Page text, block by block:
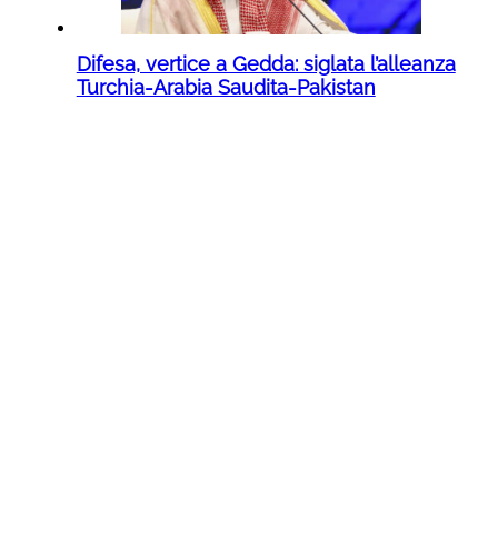
Difesa, vertice a Gedda: siglata l’alleanza
Turchia-Arabia Saudita-Pakistan